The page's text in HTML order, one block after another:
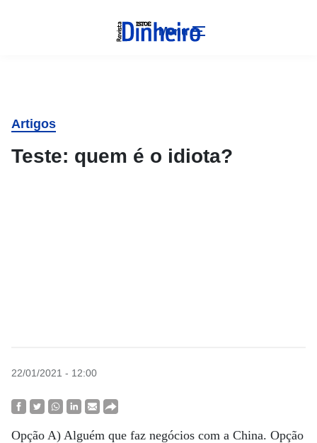
Menu
Artigos
Teste: quem é o idiota?
22/01/2021 - 12:00
Opção A) Alguém que faz negócios com a China. Opção